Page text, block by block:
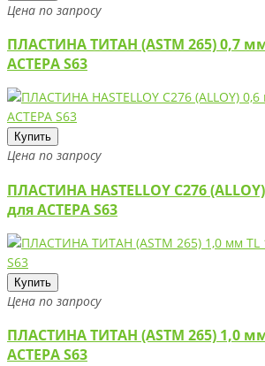
Цена по запросу
ПЛАСТИНА ТИТАН (ASTM 265) 0,7
АСТЕРА S63
Купить
Цена по запросу
ПЛАСТИНА HASTELLOY C276
для АСТЕРА S63
Купить
Цена по запросу
ПЛАСТИНА ТИТАН (ASTM 265) 1,0
АСТЕРА S63